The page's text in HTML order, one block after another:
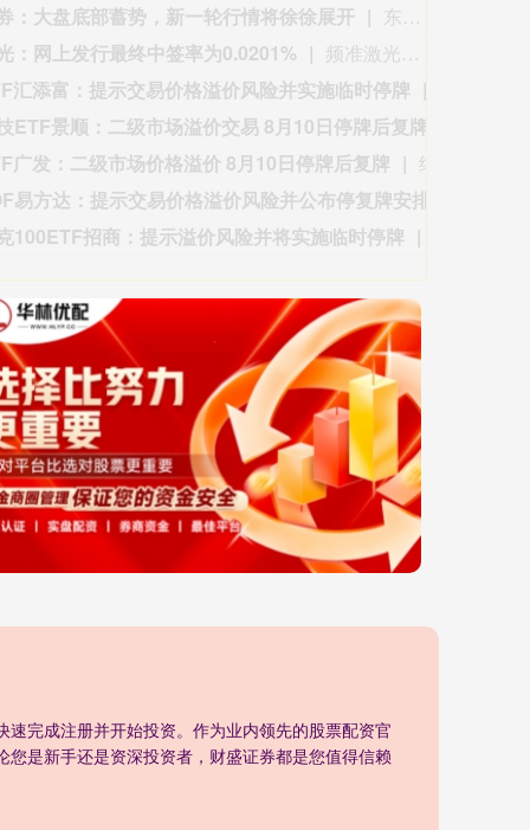
：大盘底部蓄势，新一轮行情将徐徐展开
：网上发行最终中签率为0.0201%
汇添富：提示交易价格溢价风险并实施临时停牌
ETF景顺：二级市场溢价交易 8月10日停牌后复牌
广发：二级市场价格溢价 8月10日停牌后复牌
易方达：提示交易价格溢价风险并公布停复牌安排
100ETF招商：提示溢价风险并将实施临时停牌
完成注册并开始投资。作为业内领先的股票配资官
是新手还是资深投资者，财盛证券都是您值得信赖